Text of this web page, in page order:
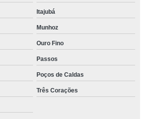
Itajubá
Munhoz
Ouro Fino
Passos
Poços de Caldas
Três Corações